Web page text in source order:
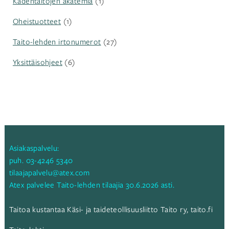
Oheistuotteet (1)
Taito-lehden irtonumerot (27)
Yksittäisohjeet (6)
Asiakaspalvelu:
puh. 03-4246 5340
tilaajapalvelu@atex.com
Atex palvelee Taito-lehden tilaajia 30.6.2026 asti.
Taitoa kustantaa Käsi- ja taideteollisuusliitto Taito ry, taito.fi